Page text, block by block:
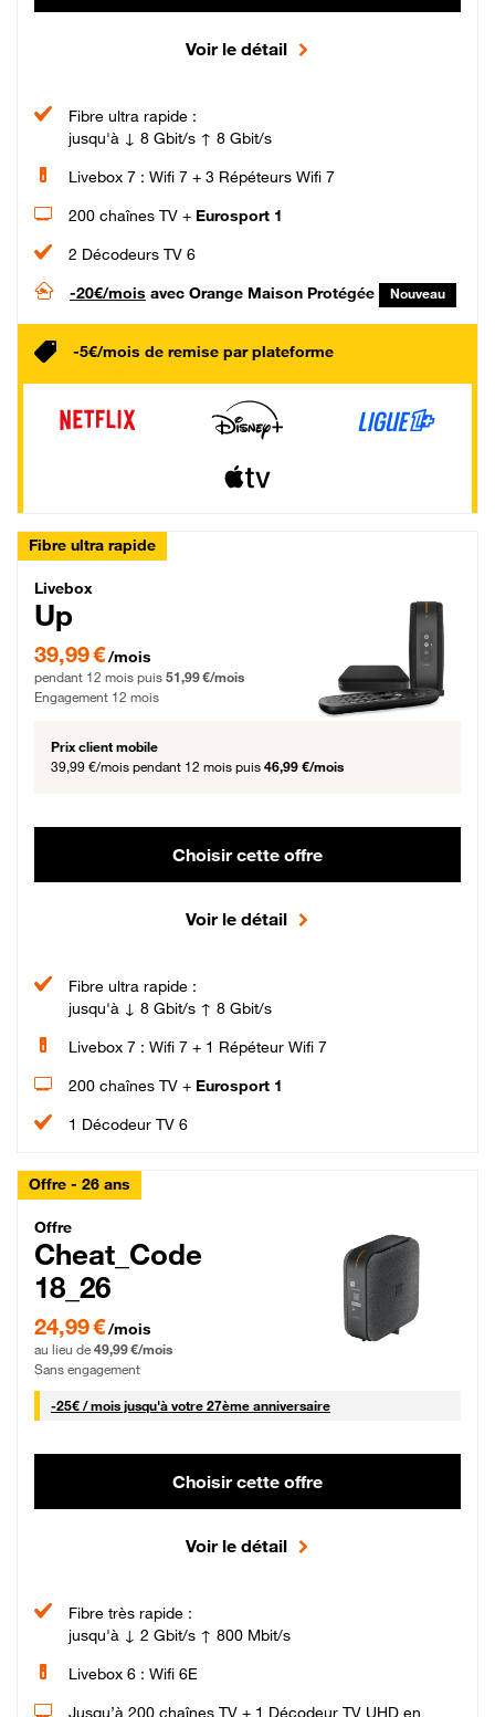
Voir le détail
Fibre ultra rapide :
jusqu'à ↓ 8 Gbit/s ↑ 8 Gbit/s
Livebox 7 : Wifi 7 + 3 Répéteurs Wifi 7
200 chaînes TV + Eurosport 1
2 Décodeurs TV 6
-20€/mois avec Orange Maison Protégée Nouveau
-5€/mois de remise par plateforme
Fibre ultra rapide
Livebox Up Fibre
Livebox
Up
39,99 € par mois pendant 12 mois puis 51,99 € par mois, Engagement 12 mois
39,99 €/mois
pendant 12 mois puis 51,99 €/mois
Engagement 12 mois
Prix client mobile
39,99 €/mois pendant 12 mois puis 46,99 €/mois
Choisir cette offre
Voir le détail
Fibre ultra rapide :
jusqu'à ↓ 8 Gbit/s ↑ 8 Gbit/s
Livebox 7 : Wifi 7 + 1 Répéteur Wifi 7
200 chaînes TV + Eurosport 1
1 Décodeur TV 6
Offre - 26 ans
Cheat_Code Fibre_18_26
Offre
Cheat_Code
18_26
24,99 € par mois pendant 0 mois puis 49,99 € par mois, Sans engagement
24,99 €/mois
au lieu de 49,99 €/mois
Sans engagement
-25€ / mois25 € par mois
jusqu'à votre 27ème anniversaire
Choisir cette offre
Voir le détail
Fibre très rapide :
jusqu'à ↓ 2 Gbit/s ↑ 800 Mbit/s
Livebox 6 : Wifi 6E
Jusqu’à 200 chaînes TV + 1 Décodeur TV UHD en